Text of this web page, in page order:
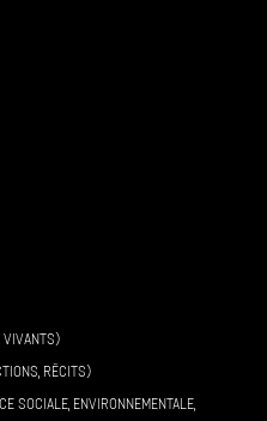
VIVANTS)
RÉCITS)
SOCIALE, ENVIRONNEMENTALE,